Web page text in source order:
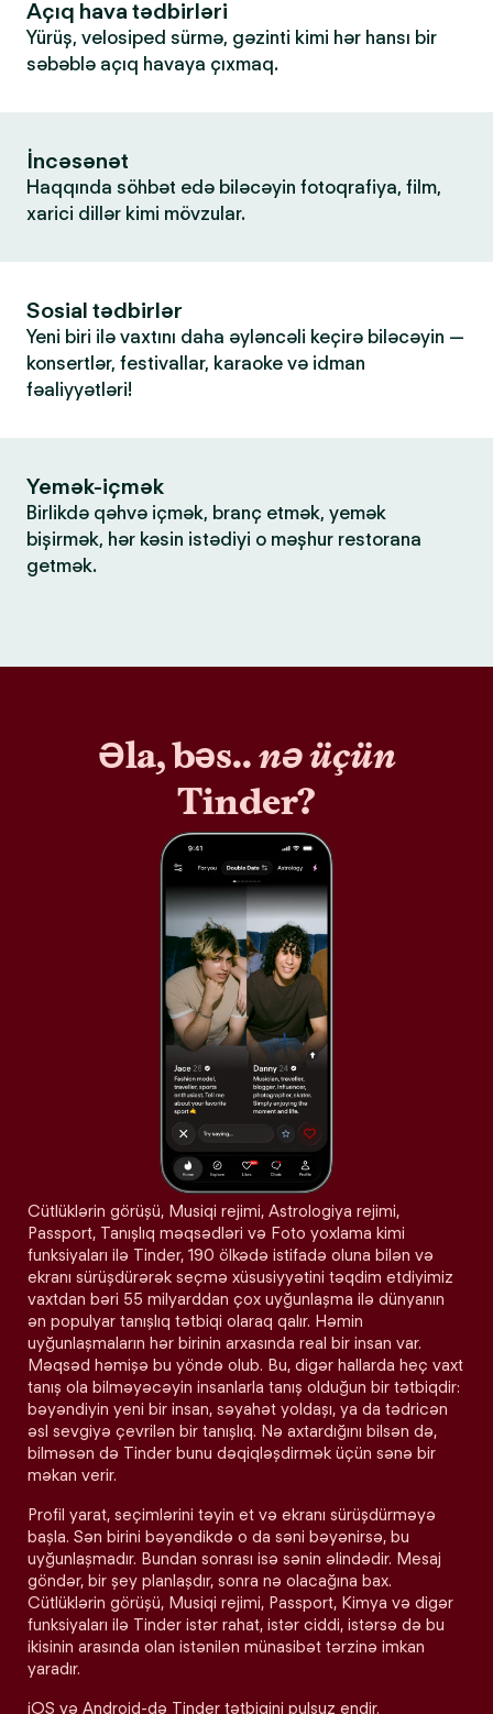
Açıq hava tədbirləri
Yürüş, velosiped sürmə, gəzinti kimi hər hansı bir
səbəblə açıq havaya çıxmaq.
İncəsənət
Haqqında söhbət edə biləcəyin fotoqrafiya, film,
xarici dillər kimi mövzular.
Sosial tədbirlər
Yeni biri ilə vaxtını daha əyləncəli keçirə biləcəyin —
konsertlər, festivallar, karaoke və idman
fəaliyyətləri!
Yemək-içmək
Birlikdə qəhvə içmək, branç etmək, yemək
bişirmək, hər kəsin istədiyi o məşhur restorana
getmək.
Əla, bəs..nə üçün
Tinder?
Cütlüklərin görüşü, Musiqi rejimi, Astrologiya rejimi,
Passport, Tanışlıq məqsədləri və Foto yoxlama kimi
funksiyaları ilə Tinder, 190 ölkədə istifadə oluna bilən və
ekranı sürüşdürərək seçmə xüsusiyyətini təqdim etdiyimiz
vaxtdan bəri 55 milyarddan çox uyğunlaşma ilə dünyanın
ən populyar tanışlıq tətbiqi olaraq qalır. Həmin
uyğunlaşmaların hər birinin arxasında real bir insan var.
Məqsəd həmişə bu yöndə olub. Bu, digər hallarda heç vaxt
tanış ola bilməyəcəyin insanlarla tanış olduğun bir tətbiqdir:
bəyəndiyin yeni bir insan, səyahət yoldaşı, ya da tədricən
əsl sevgiyə çevrilən bir tanışlıq. Nə axtardığını bilsən də,
bilməsən də Tinder bunu dəqiqləşdirmək üçün sənə bir
məkan verir.
Profil yarat, seçimlərini təyin et və ekranı sürüşdürməyə
başla. Sən birini bəyəndikdə o da səni bəyənirsə, bu
uyğunlaşmadır. Bundan sonrası isə sənin əlindədir. Mesaj
göndər, bir şey planlaşdır, sonra nə olacağına bax.
Cütlüklərin görüşü, Musiqi rejimi, Passport, Kimya və digər
funksiyaları ilə Tinder istər rahat, istər ciddi, istərsə də bu
ikisinin arasında olan istənilən münasibət tərzinə imkan
yaradır.
iOS və Android-də Tinder tətbiqini pulsuz endir.